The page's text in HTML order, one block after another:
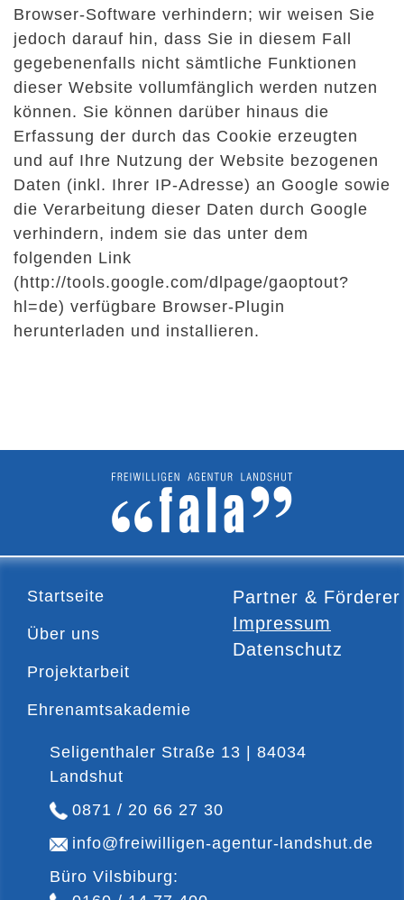
Browser-Software verhindern; wir weisen Sie
jedoch darauf hin, dass Sie in diesem Fall
gegebenenfalls nicht sämtliche Funktionen
dieser Website vollumfänglich werden nutzen
können. Sie können darüber hinaus die
Erfassung der durch das Cookie erzeugten
und auf Ihre Nutzung der Website bezogenen
Daten (inkl. Ihrer IP-Adresse) an Google sowie
die Verarbeitung dieser Daten durch Google
verhindern, indem sie das unter dem
folgenden Link
(http://tools.google.com/dlpage/gaoptout?
hl=de) verfügbare Browser-Plugin
herunterladen und installieren.
Startseite
Über uns
Projektarbeit
Ehrenamtsakademie
Partner & Förderer
Impressum
Datenschutz
Seligenthaler Straße 13 | 84034
Landshut
0871 / 20 66 27 30
info@freiwilligen-agentur-landshut.de
Büro Vilsbiburg: